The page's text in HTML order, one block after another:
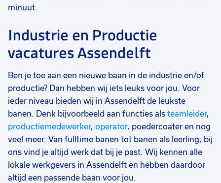
minuut.
Industrie en Productie
vacatures Assendelft
Ben je toe aan een nieuwe baan in de industrie en/of
productie? Dan hebben wij iets leuks voor jou. Voor
ieder niveau bieden wij in Assendelft de leukste
banen. Denk bijvoorbeeld aan functies als teamleider,
productiemedewerker, operator, poedercoater en nog
veel meer. Van fulltime banen tot banen als leerling, bij
ons vind je altijd werk dat bij je past. Wij kennen alle
lokale werkgevers in Assendelft en hebben daardoor
altijd een passende baan voor jou.